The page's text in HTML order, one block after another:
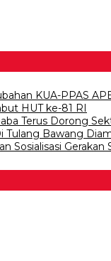
KUA-PPAS
HUT ke-81 RI
Terus Dorong
Tulang Bawang
Sosialisasi